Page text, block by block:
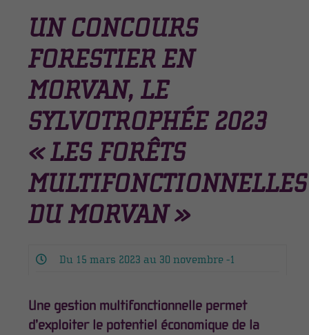
UN CONCOURS
FORESTIER EN
MORVAN, LE
SYLVOTROPHÉE 2023
« LES FORÊTS
MULTIFONCTIONNELLES
DU MORVAN »
Du 15 mars 2023 au 30 novembre -1
Une gestion multifonctionnelle permet
d’exploiter le potentiel économique de la